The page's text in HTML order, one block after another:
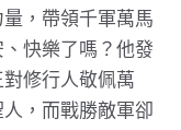
，帶領千軍萬馬
快樂了嗎？他發
修行人敬佩萬
，而戰勝敵軍卻